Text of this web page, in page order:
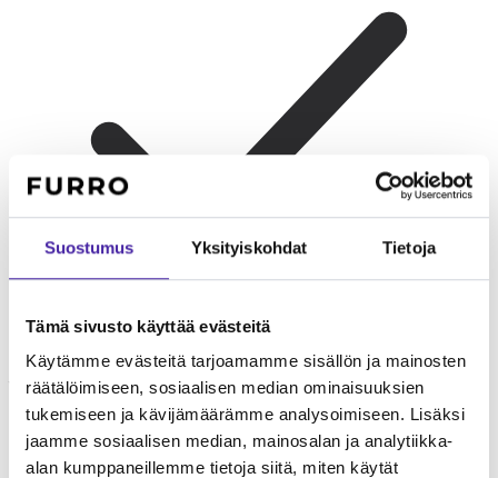
Suostumus Yksityiskohdat Tietoja
Tämä sivusto käyttää evästeitä
Käytämme evästeitä tarjoamamme sisällön ja mainosten
räätälöimiseen, sosiaalisen median ominaisuuksien
tukemiseen ja kävijämäärämme analysoimiseen. Lisäksi
jaamme sosiaalisen median, mainosalan ja analytiikka-
alan kumppaneillemme tietoja siitä, miten käytät
Yksin asuvatSopii hyvin, kunhan omistaja viettää aikaa kotona.
Toinen kissa on hyvä ratkaisu yksinäisyyden ehkäisyyn.